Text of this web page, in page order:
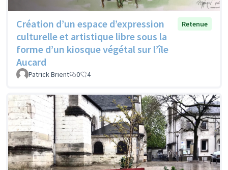
Création d’un espace d’expression
culturelle et artistique libre sous la
forme d’un kiosque végétal sur l’île
Aucard
Retenue
Patrick Brient 0 4